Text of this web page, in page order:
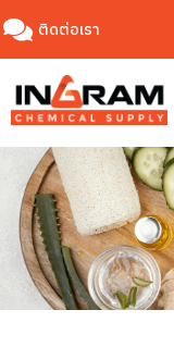
ติดต่อเรา